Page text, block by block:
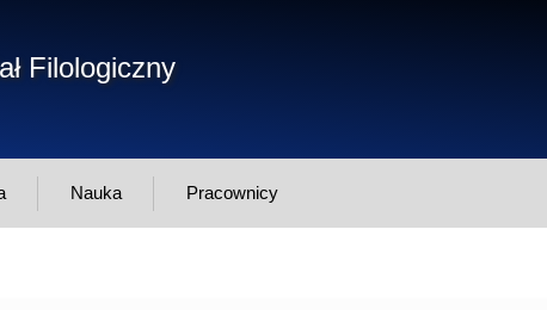
Filologiczny
Nauka Pracownicy